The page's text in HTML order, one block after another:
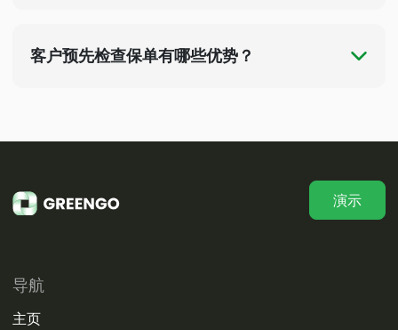
客户预先检查保单有哪些优势？
演示
导航
主页